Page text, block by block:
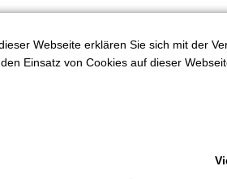
Webseite erklären Sie sich mit der
Einsatz von Cookies auf dieser